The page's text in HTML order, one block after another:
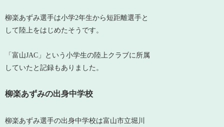
柳楽あずみ選手は小学2年生から短距離選手と
して陸上をはじめたそうです。
「富山JAC」という小学生の陸上クラブに所属
していたと記録もありました。
柳楽あずみの出身中学校
柳楽あずみ選手の出身中学校は富山市立堀川